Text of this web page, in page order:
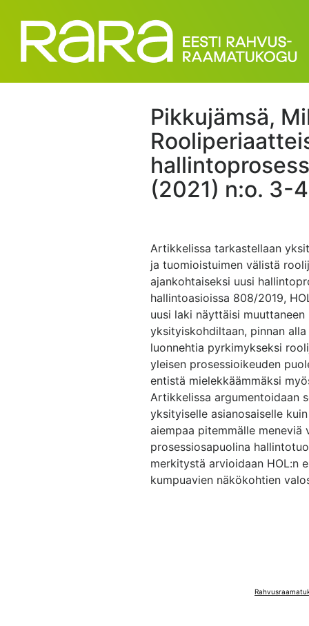
Pikkujämsä,
(2021) n:o. 3-
Artikkelissa tarkastellaan
ja tuomioistuimen välistä
ajankohtaiseksi uusi
hallintoasioissa 808/2019,
uusi laki näyttäisi
yksityiskohdiltaan, pinnan
luonnehtia pyrkimykseksi
yleisen prosessioikeuden
entistä mielekkäämmäksi
Artikkelissa argumentoidaan
yksityiselle asianosaiselle
aiempaa pitemmälle meneviä
prosessiosapuolina
merkitystä arvioidaan HOL:n
kumpuavien näkökohtien